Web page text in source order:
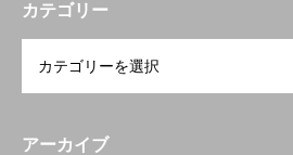
会社概要
業務内容
カテゴリー
アーカイブ